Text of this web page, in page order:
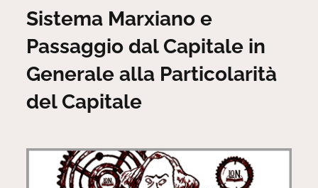
Sistema Marxiano e
Passaggio dal Capitale in
Generale alla Particolarità
del Capitale